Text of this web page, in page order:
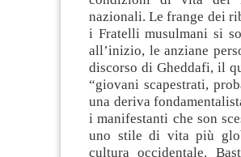
nazionali. Le frange dei
i Fratelli musulmani si
all’inizio, le anziane
discorso di Gheddafi, il
“giovani scapestrati,
una deriva
i manifestanti che son
uno stile di vita più
cultura occidentale.